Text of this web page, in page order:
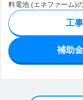
料電池 (エネファーム)
工
補助